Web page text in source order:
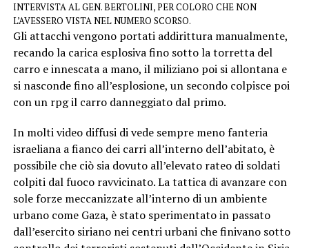
INTERVISTA AL GEN. BERTOLINI, PER COLORO CHE NON
L’AVESSERO VISTA NEL NUMERO SCORSO.
Gli attacchi vengono portati addirittura manualmente,
recando la carica esplosiva fino sotto la torretta del
carro e innescata a mano, il miliziano poi si allontana e
si nasconde fino all’esplosione, un secondo colpisce poi
con un rpg il carro danneggiato dal primo.
In molti video diffusi di vede sempre meno fanteria
israeliana a fianco dei carri all’interno dell’abitato, è
possibile che ciò sia dovuto all’elevato rateo di soldati
colpiti dal fuoco ravvicinato. La tattica di avanzare con
sole forze meccanizzate all’interno di un ambiente
urbano come Gaza, è stato sperimentato in passato
dall’esercito siriano nei centri urbani che finivano sotto